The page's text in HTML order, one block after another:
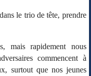
le trio de tête, prendre
mais rapidement nous
commencent à
surtout que nos jeunes